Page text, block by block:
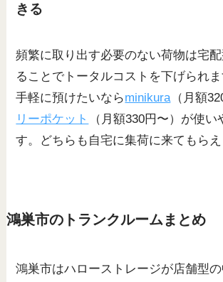
きる
頻繁に取り出す必要のない荷物は宅
ることでトータルコストを下げられ
手軽に預けたいならminikura （月額
リーポケット
（月額330円〜）が使
す。どちらも自宅に集荷に来てもらえ
鴻巣市のトランクルームまとめ
鴻巣市はハローストレージが店舗型